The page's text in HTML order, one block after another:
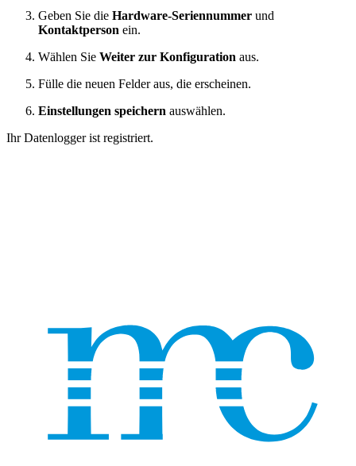
Geben Sie die Hardware-Seriennummer und
Kontaktperson ein.
Wählen Sie Weiter zur Konfiguration aus.
Fülle die neuen Felder aus, die erscheinen.
Einstellungen speichern auswählen.
Ihr Datenlogger ist registriert.